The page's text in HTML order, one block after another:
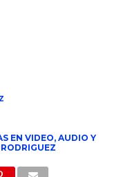
EN VIDEO, AUDIO Y